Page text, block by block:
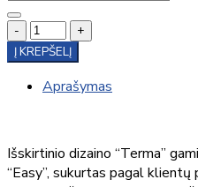
-
+
Į KREPŠELĮ
Aprašymas
Išskirtinio dizaino “Terma”
“Easy”, sukurtas pagal